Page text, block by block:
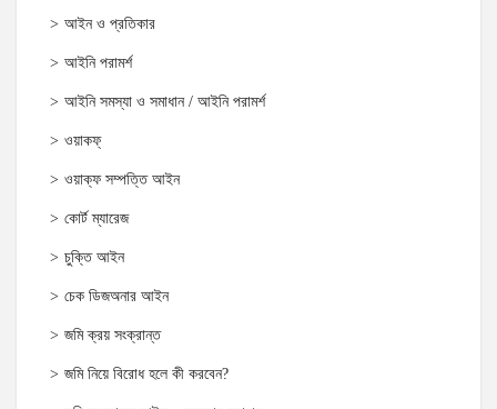
আইন ও প্রতিকার
আইনি পরামর্শ
আইনি সমস্যা ও সমাধান / আইনি পরামর্শ
ওয়াকফ্
ওয়াক্‌ফ সম্পত্তি আইন
কোর্ট ম্যারেজ
চুক্তি আইন
চেক ডিজঅনার আইন
জমি ক্রয় সংক্রান্ত
জমি নিয়ে বিরোধ হলে কী করবেন?